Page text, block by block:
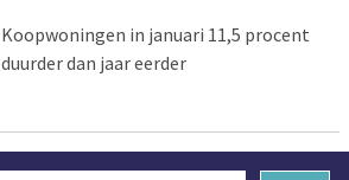
Koopwoningen in januari 11,5 procent
duurder dan jaar eerder